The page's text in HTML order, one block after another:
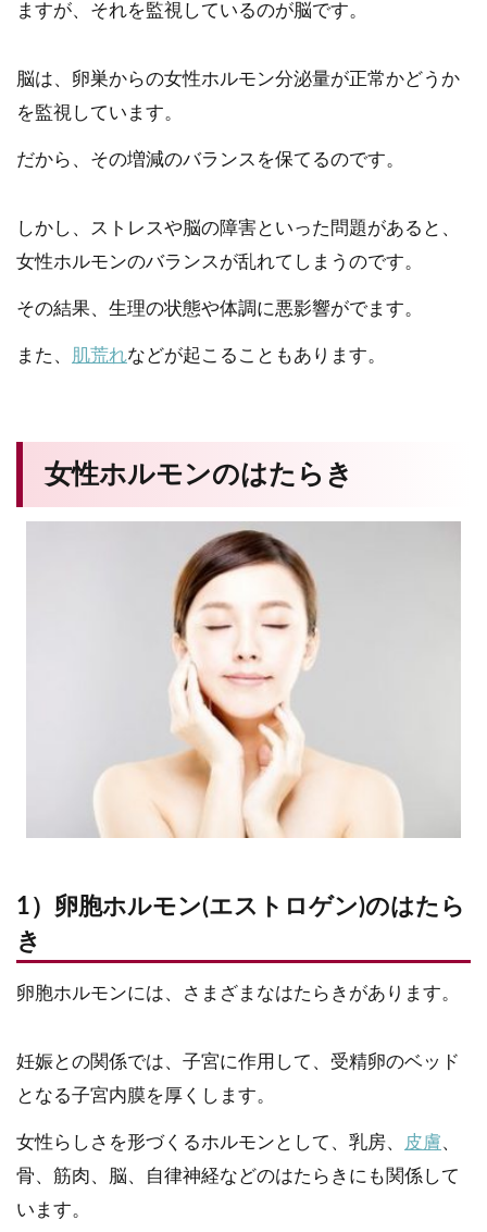
ますが、それを監視しているのが脳です。
脳は、卵巣からの女性ホルモン分泌量が正常かどうか
を監視しています。
だから、その増減のバランスを保てるのです。
しかし、ストレスや脳の障害といった問題があると、
女性ホルモンのバランスが乱れてしまうのです。
その結果、生理の状態や体調に悪影響がでます。
また、 肌荒れなどが起こることもあります。
女性ホルモンのはたらき
1）卵胞ホルモン(エストロゲン)のはたら
き
卵胞ホルモンには、さまざまなはたらきがあります。
妊娠との関係では、子宮に作用して、受精卵のベッド
となる子宮内膜を厚くします。
女性らしさを形づくるホルモンとして、乳房、 皮膚、
骨、筋肉、脳、自律神経などのはたらきにも関係して
います。